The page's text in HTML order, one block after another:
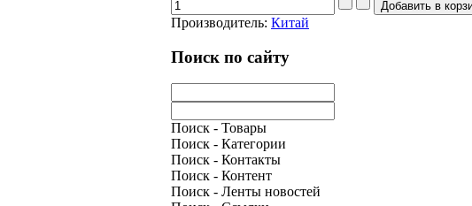
Производитель: Китай
Поиск по сайту
Поиск - Товары
Поиск - Категории
Поиск - Контакты
Поиск - Контент
Поиск - Ленты новостей